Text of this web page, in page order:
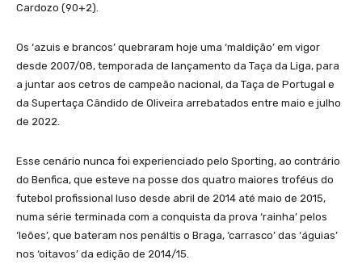
Cardozo (90+2).
Os ‘azuis e brancos’ quebraram hoje uma ‘maldição’ em vigor
desde 2007/08, temporada de lançamento da Taça da Liga, para
a juntar aos cetros de campeão nacional, da Taça de Portugal e
da Supertaça Cândido de Oliveira arrebatados entre maio e julho
de 2022.
Esse cenário nunca foi experienciado pelo Sporting, ao contrário
do Benfica, que esteve na posse dos quatro maiores troféus do
futebol profissional luso desde abril de 2014 até maio de 2015,
numa série terminada com a conquista da prova ‘rainha’ pelos
‘leões’, que bateram nos penáltis o Braga, ‘carrasco’ das ‘águias’
nos ‘oitavos’ da edição de 2014/15.